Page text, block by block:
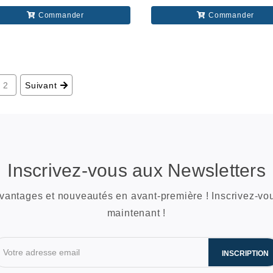
Commander Commander
2 Suivant
Inscrivez-vous aux Newsletters
et nouveautés en avant-première ! Inscrivez-
maintenant !
INSCRIPTION